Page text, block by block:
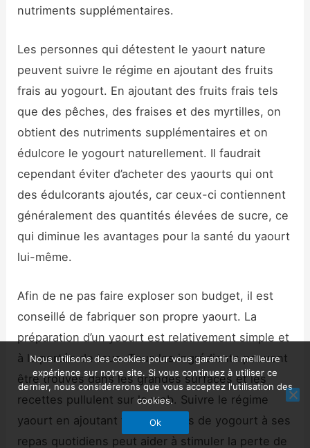
nutriments supplémentaires.
Les personnes qui détestent le yaourt nature
peuvent suivre le régime en ajoutant des fruits
frais au yogourt. En ajoutant des fruits frais tels
que des pêches, des fraises et des myrtilles, on
obtient des nutriments supplémentaires et on
édulcore le yogourt naturellement. Il faudrait
cependant éviter d’acheter des yaourts qui ont
des édulcorants ajoutés, car ceux-ci contiennent
généralement des quantités élevées de sucre, ce
qui diminue les avantages pour la santé du yaourt
lui-même.
Afin de ne pas faire exploser son budget, il est
conseillé de fabriquer son propre yaourt. La
préparation d’un yaourt est relativement simple et
à la portée de tous. Tous les ingrédients peuvent
être trouvés dans les grandes surfaces et les
recettes pullulent sur le web. Suivre le régime
yaourt en ajoutant trois portions de yogourt à ses
repas quotidiens peut aider à stimuler la perte de
Nous utilisons des cookies pour vous garantir la meilleure
expérience sur notre site. Si vous continuez à utiliser ce
dernier, nous considérerons que vous acceptez l'utilisation des
cookies.
Ok